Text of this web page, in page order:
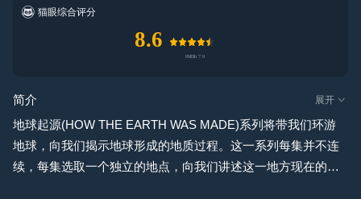
猫眼综合评分
8.6
简介 展开
地球起源(HOW THE EARTH WAS MADE)系列将带我们环游
地球，向我们揭示地球形成的地质过程。这一系列每集并不连
续，每集选取一个独立的地点，向我们讲述这一地方现在的形